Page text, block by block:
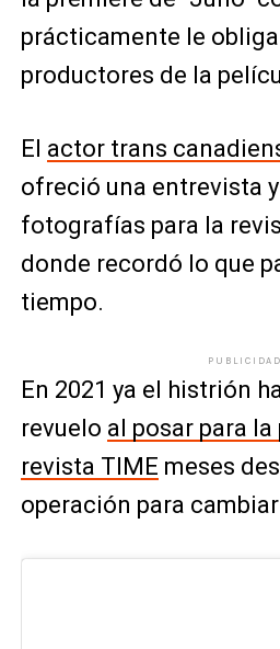
prácticamente le
productores de la
El actor trans
ofreció una entrevista
fotografías para la
donde recordó lo que
tiempo.
PUBLICIDAD
En 2021 ya el histrión
revuelo al posar para
revista TIME meses
operación para